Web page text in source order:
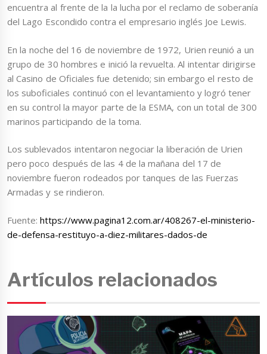
encuentra al frente de la la lucha por el reclamo de soberanía
del Lago Escondido contra el empresario inglés Joe Lewis.
En la noche del 16 de noviembre de 1972, Urien reunió a un
grupo de 30 hombres e inició la revuelta. Al intentar dirigirse
al Casino de Oficiales fue detenido; sin embargo el resto de
los suboficiales continuó con el levantamiento y logró tener
en su control la mayor parte de la ESMA, con un total de 300
marinos participando de la toma.
Los sublevados intentaron negociar la liberación de Urien
pero poco después de las 4 de la mañana del 17 de
noviembre fueron rodeados por tanques de las Fuerzas
Armadas y se rindieron.
Fuente:https://www.pagina12.com.ar/408267-el-ministerio-
de-defensa-restituyo-a-diez-militares-dados-de
Artículos relacionados